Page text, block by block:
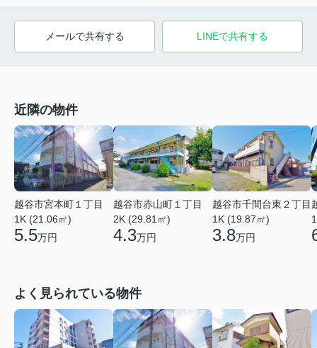
メールで共有する LINEで共有する
近隣の物件
越谷市宮本町１丁目
1K (21.06㎡)
5.5万円
越谷市赤山町１丁目
2K (29.81㎡)
4.3万円
越谷市千間台東２丁目
1K (19.87㎡)
3.8万円
よく見られている物件